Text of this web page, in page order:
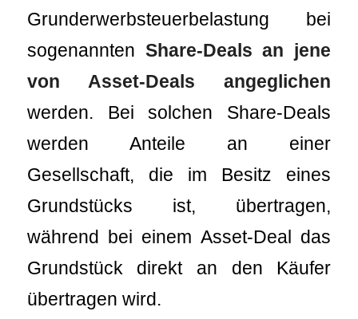
Grunderwerbsteuerbelastung bei
sogenannten Share-Deals an jene
von Asset-Deals angeglichen
werden. Bei solchen Share-Deals
werden Anteile an einer
Gesellschaft, die im Besitz eines
Grundstücks ist, übertragen,
während bei einem Asset-Deal das
Grundstück direkt an den Käufer
übertragen wird.